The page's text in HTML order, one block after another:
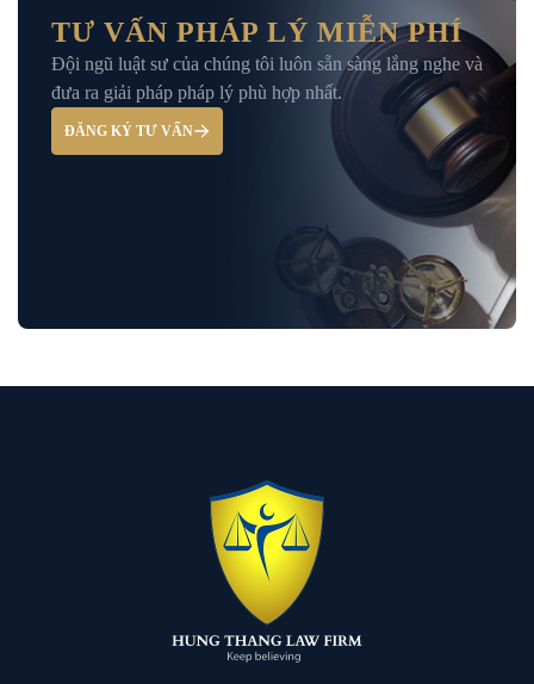
Giải Đáp – Tư Vấn Pháp Luật Hình Sự
Hỏi đáp và tư vấn pháp luật
Luật Bảo Hiểm Xã Hội
Luật Giao Thông
Luật Hành Chính
TƯ VẤN PHÁP LÝ MIỄN PHÍ
Đội ngũ luật sư của chúng tôi luôn sẵn sàng lắng nghe và
đưa ra giải pháp pháp lý phù hợp nhất.
ĐĂNG KÝ TƯ VẤN